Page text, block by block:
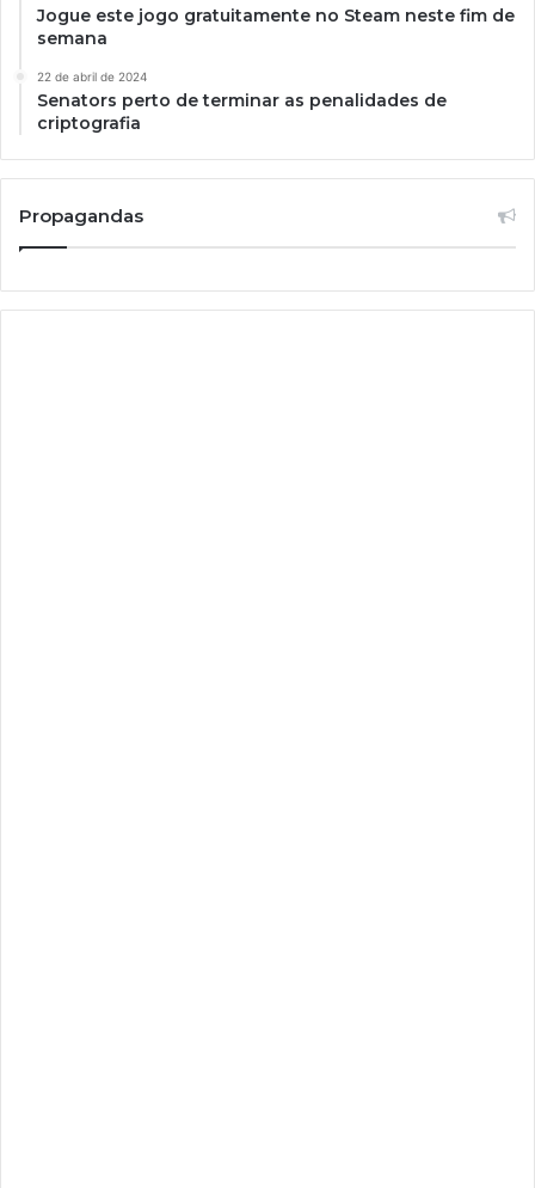
Jogue este jogo gratuitamente no Steam neste fim de
semana
22 de abril de 2024
Senators perto de terminar as penalidades de
criptografia
Propagandas